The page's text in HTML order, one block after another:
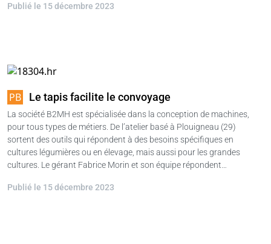
Publié le 15 décembre 2023
Le tapis facilite le convoyage
La société B2MH est spécialisée dans la conception de machines,
pour tous types de métiers. De l’atelier basé à Plouigneau (29)
sortent des outils qui répondent à des besoins spécifiques en
cultures légumières ou en élevage, mais aussi pour les grandes
cultures. Le gérant Fabrice Morin et son équipe répondent…
Publié le 15 décembre 2023